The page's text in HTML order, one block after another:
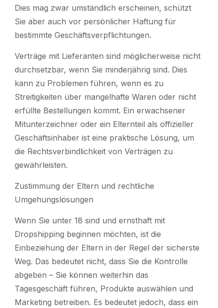
Dies mag zwar umständlich erscheinen, schützt
Sie aber auch vor persönlicher Haftung für
bestimmte Geschäftsverpflichtungen.
Verträge mit Lieferanten sind möglicherweise nicht
durchsetzbar, wenn Sie minderjährig sind. Dies
kann zu Problemen führen, wenn es zu
Streitigkeiten über mangelhafte Waren oder nicht
erfüllte Bestellungen kommt. Ein erwachsener
Mitunterzeichner oder ein Elternteil als offizieller
Geschäftsinhaber ist eine praktische Lösung, um
die Rechtsverbindlichkeit von Verträgen zu
gewährleisten.
Zustimmung der Eltern und rechtliche
Umgehungslösungen
Wenn Sie unter 18 sind und ernsthaft mit
Dropshipping beginnen möchten, ist die
Einbeziehung der Eltern in der Regel der sicherste
Weg. Das bedeutet nicht, dass Sie die Kontrolle
abgeben – Sie können weiterhin das
Tagesgeschäft führen, Produkte auswählen und
Marketing betreiben. Es bedeutet jedoch, dass ein